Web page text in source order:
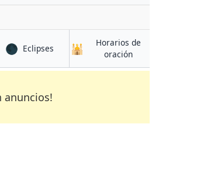
🌑 Eclipsesen Maymana
🕌
Horarios de
oraciónen Maymana
anuncios!